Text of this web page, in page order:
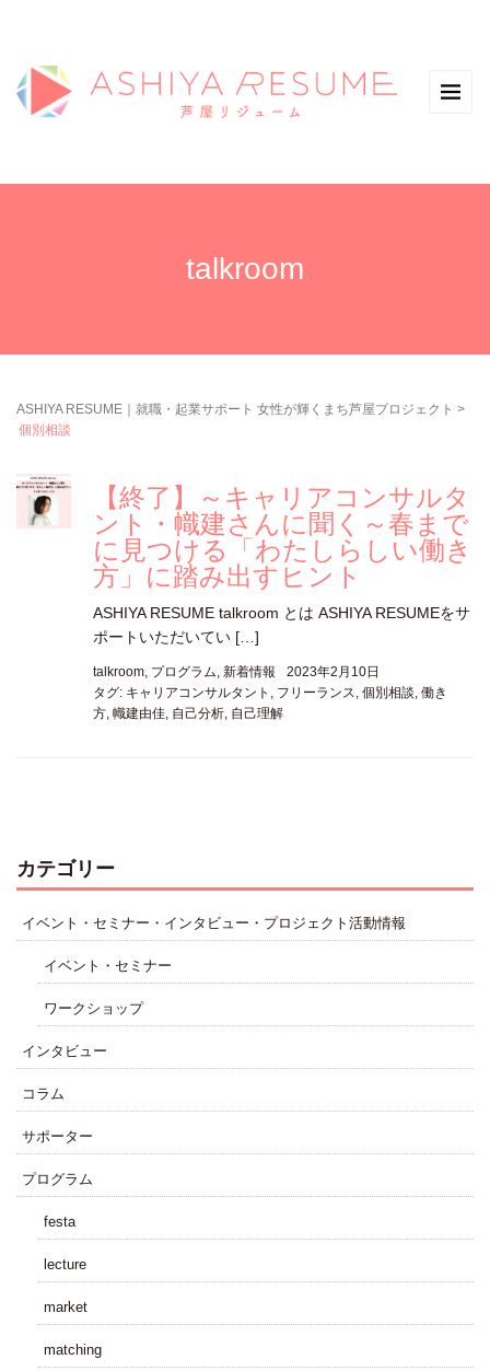
talkroom
ASHIYA RESUME｜就職・起業サポート 女性が輝くまち芦屋プロジェクト >
個別相談
【終了】～キャリアコンサルタ
ント・幟建さんに聞く～春まで
に見つける「わたしらしい働き
方」に踏み出すヒント
ASHIYA RESUME talkroom とは ASHIYA RESUMEをサ
ポートいただいてい […]
talkroom プログラム 新着情報
2023年2月10日
タグ: キャリアコンサルタント フリーランス 個別相談 働き
方 幟建由佳 自己分析 自己理解
カテゴリー
イベント・セミナー・インタビュー・プロジェクト活動情報
イベント・セミナー
ワークショップ
インタビュー
コラム
サポーター
プログラム
festa
lecture
market
matching